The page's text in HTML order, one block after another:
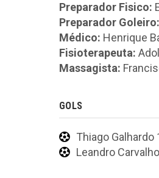
Preparador Fisico:
Preparador Goleiro:
Médico: Henrique
Fisioterapeuta:
Massagista:
GOLS
Thiago Galhardo
Leandro